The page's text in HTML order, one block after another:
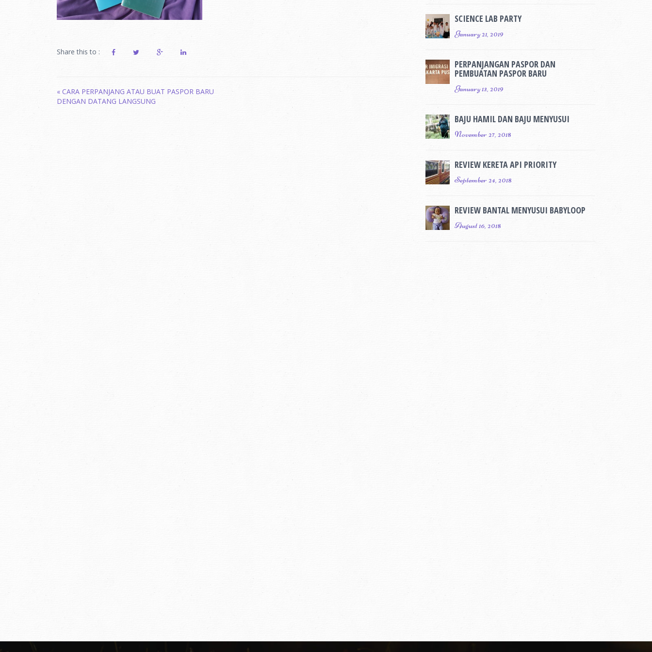
Share this to :
Post
« CARA PERPANJANG ATAU BUAT PASPOR BARU
DENGAN DATANG LANGSUNG
SCIENCE LAB PARTY
January 21, 2019
PERPANJANGAN PASPOR DAN
PEMBUATAN PASPOR BARU
January 13, 2019
BAJU HAMIL DAN BAJU MENYUSUI
November 27, 2018
REVIEW KERETA API PRIORITY
September 24, 2018
REVIEW BANTAL MENYUSUI BABYLOOP
August 16, 2018